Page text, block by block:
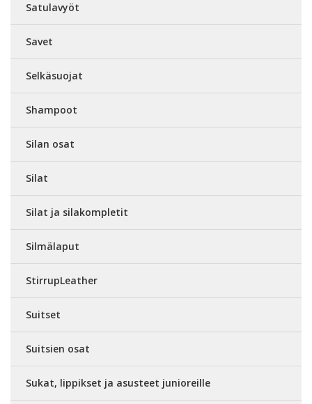
Satulavyöt
Savet
Selkäsuojat
Shampoot
Silan osat
Silat
Silat ja silakompletit
Silmälaput
StirrupLeather
Suitset
Suitsien osat
Sukat, lippikset ja asusteet junioreille